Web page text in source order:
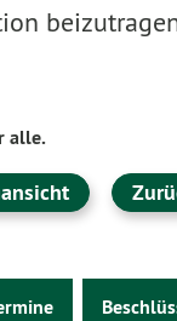
alle.